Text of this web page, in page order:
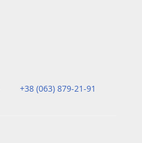
+38 (063) 879-21-91